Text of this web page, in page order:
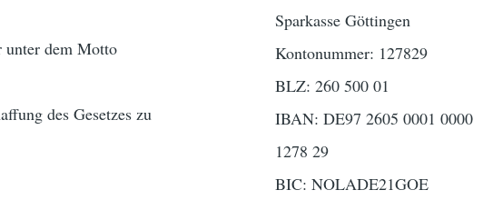
unter dem Motto
des Gesetzes zu
Sparkasse Göttingen
Kontonummer: 127829
BLZ: 260 500 01
IBAN: DE97 2605 0001 0000
1278 29
BIC: NOLADE21GOE